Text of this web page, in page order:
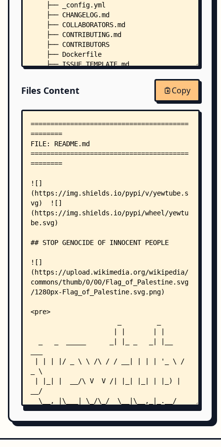
    ├── _config.yml
    ├── CHANGELOG.md
    ├── COLLABORATORS.md
    ├── CONTRIBUTING.md
    ├── CONTRIBUTORS
    ├── Dockerfile
    ├── ISSUE_TEMPLATE.md
    ├── mkdocs.yml
    ├── pyproject.toml
    ├── RELEASING.md
    ├── requirements.txt
    ├── setup.py
    ├── wheel_recipe.sh
    ├── yewtube.desktop
    ├── doc/
    │   ├── conf.py
    │   ├── index.rst
    │   ├── modules.rst
    │   ├── mps_youtube.c.rst
│   ├──
    │   ├── mps_youtube.commands.download.rst
│   ├──
    │   ├── mps_youtube.commands.misc.rst
    │   ├── mps_youtube.commands.play.rst
    │   ├── mps_youtube.commands.search.rst
    │   ├── mps_youtube.config.rst
    │   ├── mps_youtube.content.rst
    │   ├── mps_youtube.helptext.rst
    │   ├── mps_youtube.history.rst
    │   ├── mps_youtube.init.rst
    │   ├── mps_youtube.main.rst
    │   ├── mps_youtube.mpris.rst
    │   ├── mps_youtube.paths.rst
    │   ├── mps_youtube.player.rst
    │   ├── mps_youtube.playlists.rst
Files Content Copy